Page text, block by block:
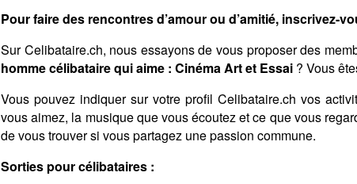
Pour faire des rencontres d’amour ou d’amitié, inscrivez-
Sur Celibataire.ch, nous essayons de vous proposer des
homme célibataire qui aime : Cinéma Art et Essai ? Vous
Vous pouvez indiquer sur votre profil Celibataire.ch vos
vous aimez, la musique que vous écoutez et ce que vous
de vous trouver si vous partagez une passion commune.
Sorties pour célibataires :